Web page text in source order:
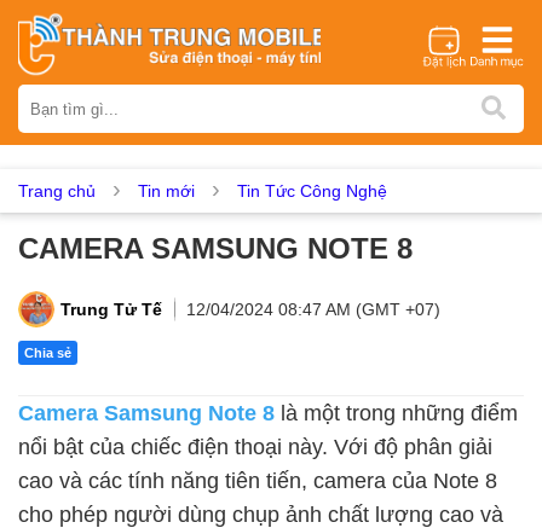
iPhone Samsung Oppo Xiaomi Realme Vivo
Asus Sony Vertu LG Tecno
Dịch vụ sửa chữa
Thay màn hình Thay pin Ép kính Thay camera
Thay màn hình
Màn hình iPhone Màn hình Samsung
Màn hình Xiaomi Màn hình Realme Màn hình Vivo
Trang chủ Tin mới Tin Tức Công Nghệ
CAMERA SAMSUNG NOTE 8
Trung Tử Tế 12/04/2024 08:47 AM (GMT +07)
Chia sẻ
Camera Samsung Note 8 là một trong những điểm
nổi bật của chiếc điện thoại này. Với độ phân giải
cao và các tính năng tiên tiến, camera của Note 8
cho phép người dùng chụp ảnh chất lượng cao và